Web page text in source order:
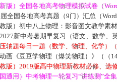
版）全国各地高考物理模拟试卷（
全国各地高考真题（9门）汇总（Word
版）初中八上物理：影音图文教学素
新中考暑期早复习（语文、数学、
轴题每日一题（数学、物理、化学）（
画《豆豆学物理（爆笑物理）》（（
版）2019版高中物理新教材必修、选
通用）中考物理一轮复习“讲练测”全